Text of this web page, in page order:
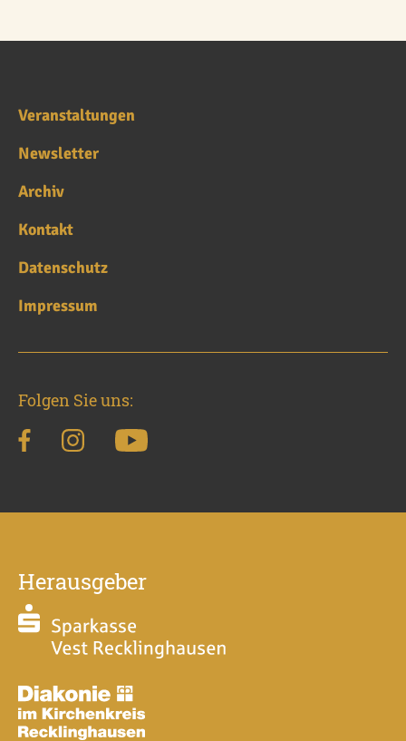
Veranstaltungen
Newsletter
Archiv
Kontakt
Datenschutz
Impressum
Folgen Sie uns:
Herausgeber